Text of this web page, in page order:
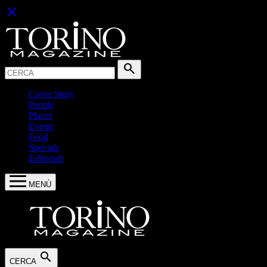
close
search
Cover Story
People
Places
Events
Food
Specials
Editoriali
MENÙ
CERCA search